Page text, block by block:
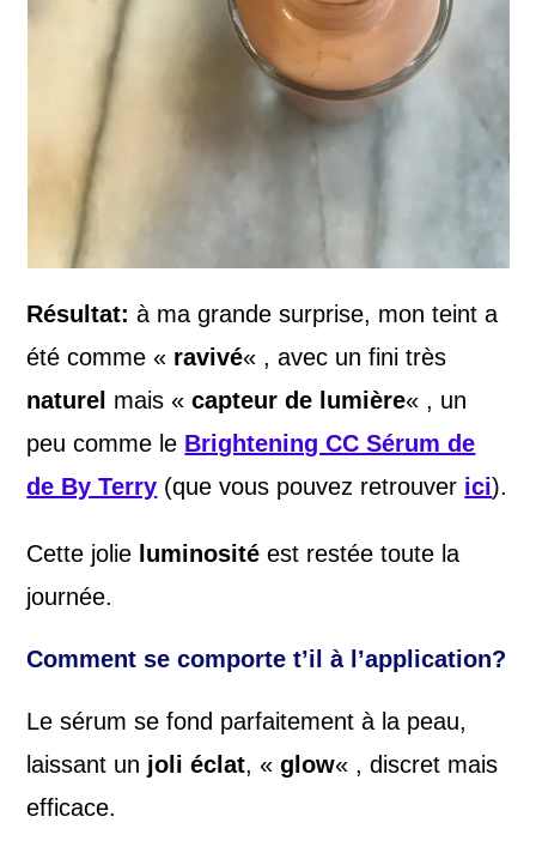
Résultat: à ma grande surprise, mon teint a
été comme « ravivé« , avec un fini très
naturel mais «capteur de lumière« , un
peu comme le Brightening CC Sérum de
de By Terry (que vous pouvez retrouver ici).
Cette jolie luminosité est restée toute la
journée.
Comment se comporte t’il à l’application?
Le sérum se fond parfaitement à la peau,
laissant un joli éclat, «glow« , discret mais
efficace.